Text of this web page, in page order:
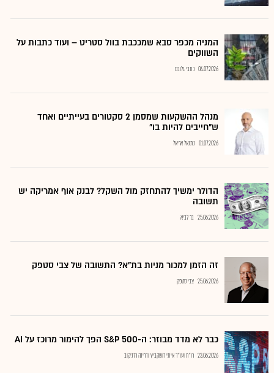
המניה מכפר סבא שמככבת בוול סטריט – ועוד כתבות על
השווקים
04.07.2026 כתבי גלובס
מנהל ההשקעות שמסמן 2 סקטורים בעייתיים ואחד
ש"חייבים להיות בו"
01.07.2026 נתנאל אריאל
הדולר ימשיך להתחזק מול השקל? לבנק אוף אמריקה יש
תשובה
25.06.2026 בר לביא
זה הזמן למכור מניות בת"א? התשובה של צבי סטפק
25.06.2026 צבי סטפק
כבר לא מדד מבוזר: ה-S&P 500 הפך להימור מרוכז על AI
23.06.2026 רו"ח ועו"ד איתי רושקביץ ודרינה רזניקוב